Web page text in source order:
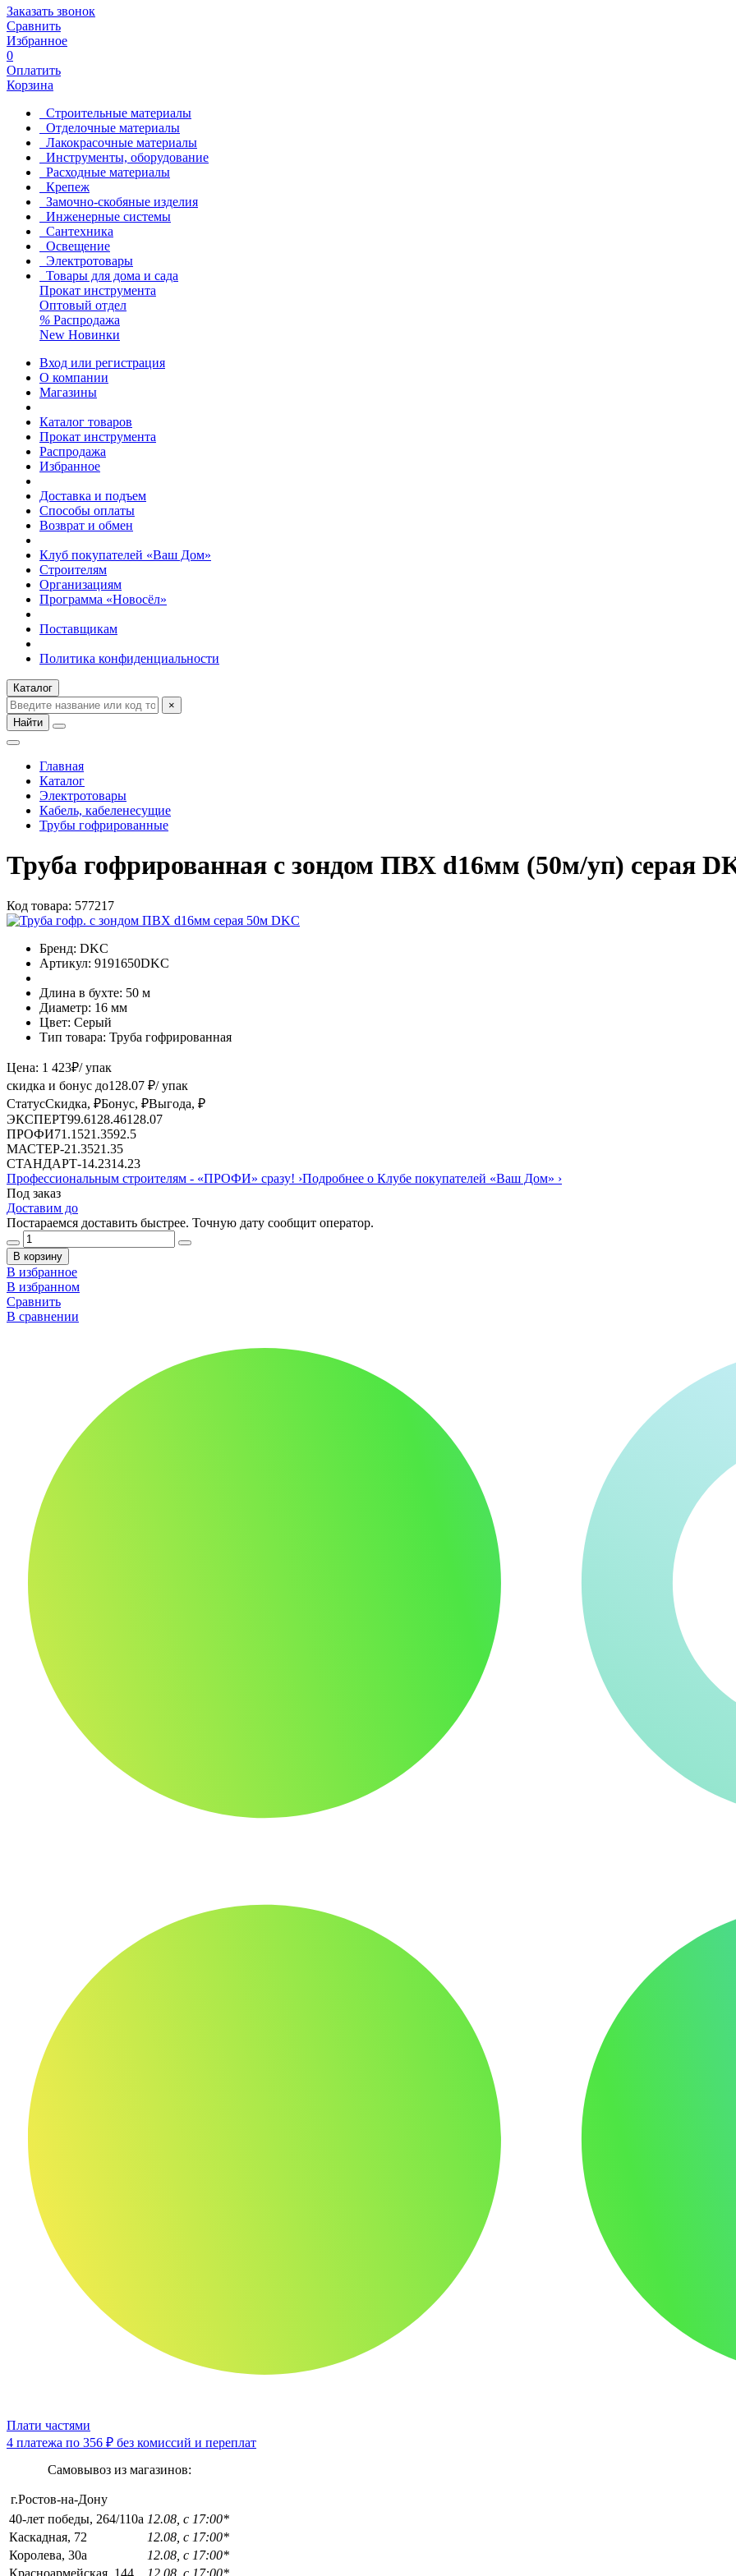
Заказать звонок
Сравнить
Избранное
0
Оплатить
Корзина
Строительные материалы
Отделочные материалы
Лакокрасочные материалы
Инструменты, оборудование
Расходные материалы
Крепеж
Замочно-скобяные изделия
Инженерные системы
Сантехника
Освещение
Электротовары
Товары для дома и сада
Прокат инструмента
Оптовый отдел
% Распродажа
New Новинки
Вход или регистрация
О компании
Магазины
Каталог товаров
Прокат инструмента
Распродажа
Избранное
Доставка и подъем
Способы оплаты
Возврат и обмен
Клуб покупателей «Ваш Дом»
Строителям
Организациям
Программа «Новосёл»
Поставщикам
Политика конфиденциальности
Каталог
×
Найти
Главная
Каталог
Электротовары
Кабель, кабеленесущие
Трубы гофрированные
Труба гофрированная с зондом ПВХ d16мм (50м/уп) серая
Код товара: 577217
Бренд: DKC
Артикул: 9191650DKC
Длина в бухте: 50 м
Диаметр: 16 мм
Цвет: Серый
Тип товара: Труба гофрированная
Цена: 1 423₽/ упак
скидка и бонус до128.07 ₽/ упак
СтатусСкидка, ₽Бонус, ₽Выгода, ₽
ЭКСПЕРТ99.61 28.46128.07
ПРОФИ71.1521.3592.5
МАСТЕР-21.3521.35
СТАНДАРТ-14.2314.23
Профессиональным строителям - «ПРОФИ» сразу! ›Подробнее о Клубе покупателей «Ваш Дом» ›
Под заказ
Доставим до
Постараемся доставить быстрее. Точную дату сообщит оператор.
В корзину
В избранное
В избранном
Сравнить
В сравнении
Плати частями
4 платежа по 356 ₽ без комиссий и переплат
Самовывоз из магазинов:
г.Ростов-на-Дону
40-лет победы, 264/110а 12.08, с 17:00*
Каскадная, 72
12.08, с 17:00*
Королева, 30а
12.08, с 17:00*
Красноармейская, 144
12.08, с 17:00*